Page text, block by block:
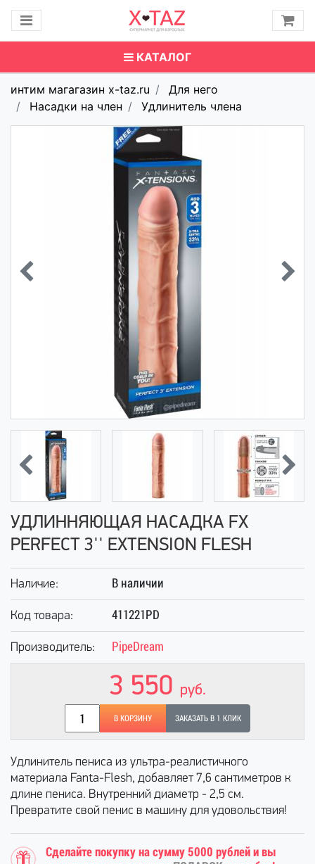
КАТАЛОГ
интим магагазин x-taz.ru
Для него
Насадки на член
Удлинитель члена
УДЛИННЯЮЩАЯ НАСАДКА FX
PERFECT 3'' EXTENSION FLESH
Наличие: В наличии
Код товара: 411221PD
Производитель: PipeDream
3 550 руб.
В КОРЗИНУ ЗАКАЗАТЬ В 1 КЛИК
Удлинитель пениса из ультра-реалистичного
материала Fanta-Flesh, добавляет 7,6 сантиметров к
длине пениса. Внутренний диаметр - 2,5 см.
Превратите свой пенис в машину для удовольствия!
Сделайте покупку на сумму 5000 рублей и вы